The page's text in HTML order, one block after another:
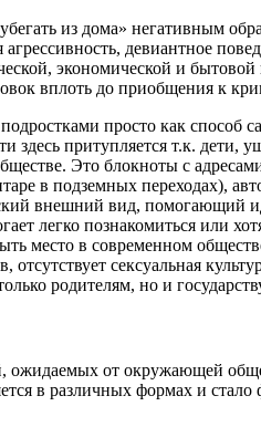
из дома» негативным
девиантное
экономической и
вплоть до приобщения к
просто как
здесь притупляется т.к.
Это блокноты с
в подземных переходах),
внешний вид, помогающий
легко познакомиться
место в современном
отсутствует сексуальная
родителям, но и
от окружающей
в различных формах и